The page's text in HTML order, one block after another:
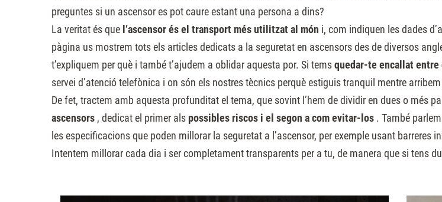
preguntes si un ascensor es pot caure estant una persona a dins?
La veritat és que l’ascensor és el transport més utilitzat al món i, com indiquen les dades
pàgina us mostrem tots els articles dedicats a la seguretat en ascensors des de diversos
t’expliquem per què i també t’ajudem a oblidar aquesta por. Si temsquedar-te encallat entre
servei d’atenció telefònica i on són els nostres tècnics perquè estiguis tranquil mentre
De fet, tractem amb aquesta profunditat el tema, que sovint l’hem de dividir en dues o més
ascensors , dedicat el primer als possibles riscos i el segon a com evitar-los . També
les especificacions que poden millorar la seguretat a l’ascensor, per exemple usant barreres
Intentem millorar cada dia i ser completament transparents per a tu, de manera que si tens